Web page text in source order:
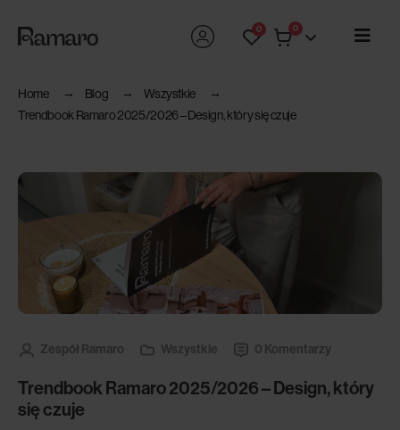
0 0
Home Blog
Wszystkie
Trendbook Ramaro 2025/2026 – Design, który się czuje
Zespół Ramaro Wszystkie 0 Komentarzy
Trendbook Ramaro 2025/2026 – Design, który
się czuje